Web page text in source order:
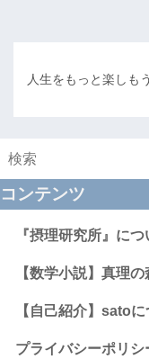
人生をもっと楽しも
コンテンツ
『摂理研究所』につ
【数学小説】真理
【自己紹介】sato
プライバシーポリシ